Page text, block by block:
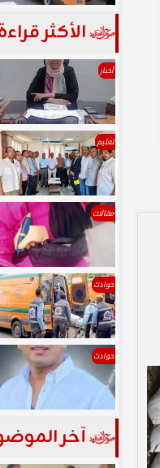
الأكثر
أخبار
تعليم
مقالات
حوادث
حوادث
آخر